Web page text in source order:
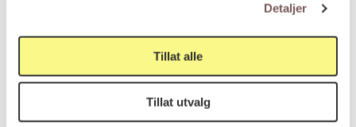
Detaljer
Tillat alle
Tillat utvalg
KORO.007775